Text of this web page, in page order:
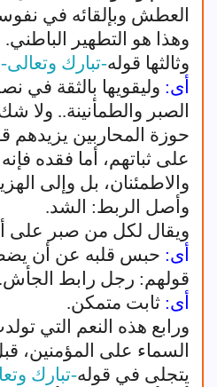
العطش وبإلقائه في
وهذا هو التطهير الباطني.
وثالثها قوله-تبارك وتعالى-
أى: وليقويها بالثقة في
الصبر والطمأنينة.. ولا
حوزة المحاربين يزيدهم
على ثباتهم، أما فقده
والاطمئنان، بل وإلى
وأصل الربط: الشد.
ويقال لكل من صبر على
أى: حبس قلبه عن أن
قولهم: رجل رابط الجأش.
أى: ثابت متمكن.
ورابع هذه النعم التي
السماء على المؤمنين،
يتجلى في قوله-تبارك